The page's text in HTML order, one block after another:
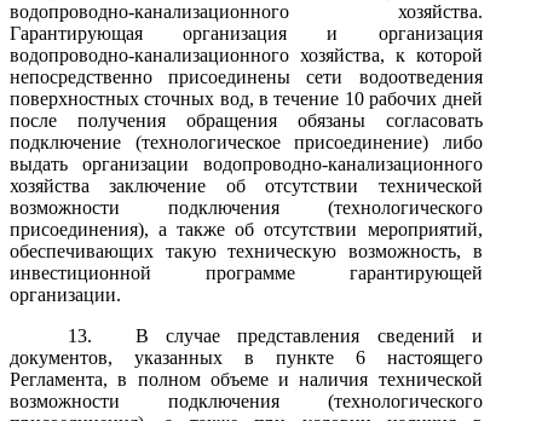
водопроводно-канализационного хозяйства.
Гарантирующая организация и организация
водопроводно-канализационного хозяйства, к которой
непосредственно присоединены сети водоотведения
поверхностных сточных вод, в течение 10 рабочих дней
после получения обращения обязаны согласовать
подключение (технологическое присоединение) либо
выдать организации водопроводно-канализационного
хозяйства заключение об отсутствии технической
возможности подключения (технологического
присоединения), а также об отсутствии мероприятий,
обеспечивающих такую техническую возможность, в
инвестиционной программе гарантирующей
организации.
13.
В случае представления сведений и
документов, указанных в пункте 6 настоящего
Регламента, в полном объеме и наличия технической
возможности подключения (технологического